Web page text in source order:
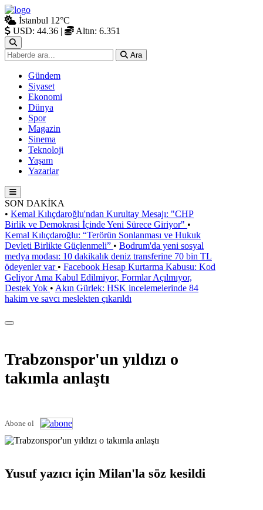
İstanbul 12°C
USD: 44.36 | Altın: 6.351
Ara
Gündem
Siyaset
Ekonomi
Dünya
Spor
Magazin
Sinema
Teknoloji
Yaşam
Yazarlar
SON DAKİKA
• Kemal Kılıçdaroğlu'ndan Kurultay Mesajı: "CHP
Birlik ve Demokrasi İçinde Yeni Sürece Giriyor" •
Kemal Kılıçdaroğlu: “Terörün Sonlanması ve Hukuk
Devleti Birlikte Güçlenmeli” • Bodrum'da yeni sosyal
medya modası: 10 dakikalık deniz transferine 70 bin TL
ödeyenler var • Facebook Hesap Kurtarma Kabusu: Kod
Geliyor Ama Kabul Edilmiyor, Formlar Açılmıyor,
Destek Yok • Akın Gürlek: HSK incelemelerinde 84
hakim ve savcı meslekten çıkarıldı
Trabzonspor'un yıldızı o
takımla anlaştı
Abone ol
Yusuf yazıcı için Milan'la söz kesildi